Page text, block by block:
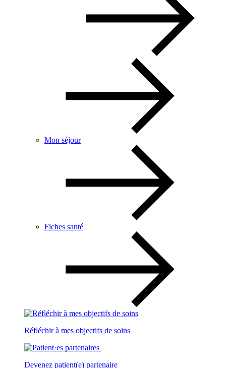
Mon séjour
Fiches santé
Réfléchir à mes objectifs de soins
Devenez patient(e) partenaire